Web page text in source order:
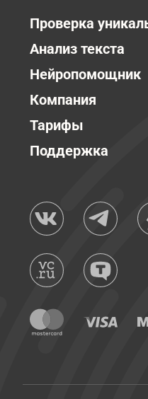
Проверка
Анализ текста
Нейропомощник
Компания
Тарифы
Поддержка